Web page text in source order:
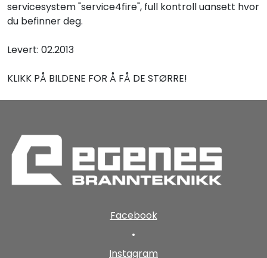
servicesystem "service4fire", full kontroll uansett hvor
du befinner deg.
Levert: 02.2013
KLIKK PÅ BILDENE FOR Å FÅ DE STØRRE!
Facebook
•
Instagram